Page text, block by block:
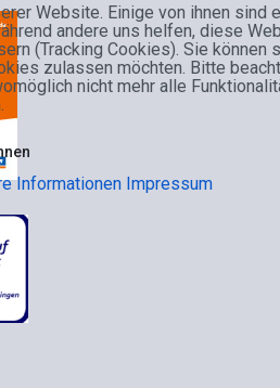
Website. Einige von ihnen sind
andere uns helfen, diese
(Tracking Cookies). Sie können
zulassen möchten. Bitte
nicht mehr alle
Informationen Impressum